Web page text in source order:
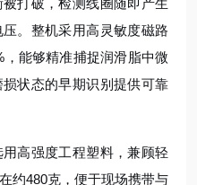
打破，检测线圈随即产生
。整机采用高灵敏度磁路
能够精准捕捉润滑脂中微
状态的早期识别提供可靠
高强度工程塑料，兼顾轻
约480克，便于现场携带与